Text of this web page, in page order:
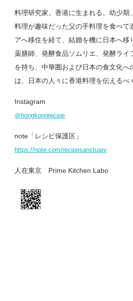
料理研究家。香港に生まれる。幼少期
料理が趣味だった父の手料理を食べて
アへ移住を経て、結婚を機に日本へ移
薬膳師、発酵食品ソムリエ、発酵ライ
を持ち、中華圏および日本の食文化へ
は、日本の人々に香港料理を伝えるべ
Instagram
＠hongkongrecipe
note「レシピ保護区」
https://note.com/recipesanctuary
人在東京 Prime Kitchen Labo